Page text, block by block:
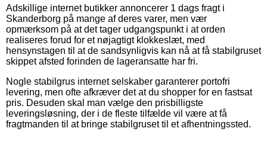
Adskillige internet butikker annoncerer 1 dags fragt i
Skanderborg på mange af deres varer, men vær
opmærksom på at det tager udgangspunkt i at orden
realiseres forud for et nøjagtigt klokkeslæt, med
hensynstagen til at de sandsynligvis kan nå at få stabilgruset
skippet afsted forinden de lageransatte har fri.
Nogle stabilgrus internet selskaber garanterer portofri
levering, men ofte afkræver det at du shopper for en fastsat
pris. Desuden skal man vælge den prisbilligste
leveringsløsning, der i de fleste tilfælde vil være at få
fragtmanden til at bringe stabilgruset til et afhentningssted.